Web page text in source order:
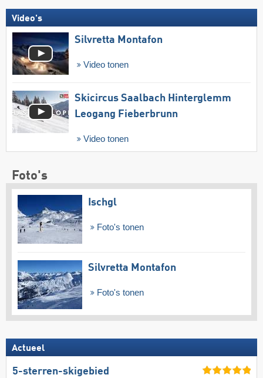
Video's
Silvretta Montafon
Video tonen
Skicircus Saalbach Hinterglemm
Leogang Fieberbrunn
Video tonen
Foto's
Ischgl
Foto's tonen
Silvretta Montafon
Foto's tonen
Actueel
5-sterren-skigebied